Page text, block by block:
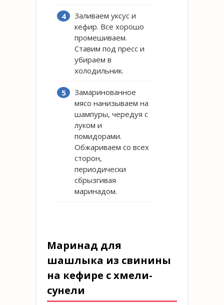
Заливаем уксус и
кефир. Все хорошо
промешиваем.
Ставим под пресс и
убираем в
холодильник.
Замаринованное
мясо нанизываем на
шампуры, чередуя с
луком и
помидорами.
Обжариваем со всех
сторон,
периодически
сбрызгивая
маринадом.
Маринад для
шашлыка из свинины
на кефире с хмели-
сунели